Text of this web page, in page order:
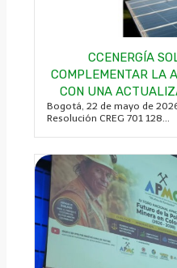
CCENERGÍA
COMPLEMENTAR LA
CON UNA
Bogotá, 22 de mayo de
Resolución CREG 701 128...